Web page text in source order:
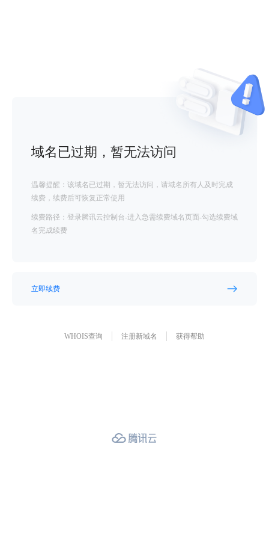
域名已过期，暂无法访问
温馨提醒：该域名已过期，暂无法访问，请域名所有人及时完成
续费，续费后可恢复正常使用
续费路径：登录腾讯云控制台-进入急需续费域名页面-勾选续费域
名完成续费
立即续费
WHOIS查询 注册新域名 获得帮助